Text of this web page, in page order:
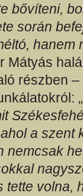
bővíteni,
során
hanem
Mátyás
részben
„
a szent
nemcsak
volna,